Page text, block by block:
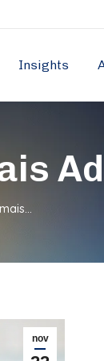
Insights
nov